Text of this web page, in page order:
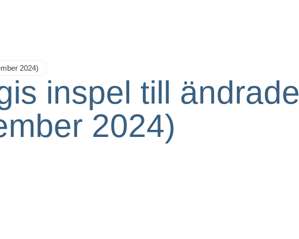
2024)
inspel till ändrade
2024)